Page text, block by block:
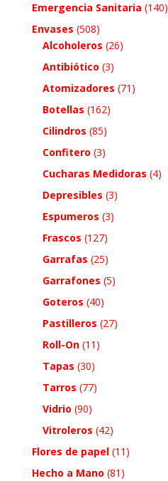
Emergencia Sanitaria (140)
Envases (508)
Alcoholeros (26)
Antibiótico (3)
Atomizadores (71)
Botellas (162)
Cilindros (85)
Confitero (3)
Cucharas Medidoras (4)
Depresibles (3)
Espumeros (3)
Frascos (127)
Garrafas (25)
Garrafones (5)
Goteros (40)
Pastilleros (27)
Roll-On (11)
Tapas (30)
Tarros (77)
Vidrio (90)
Vitroleros (42)
Flores de papel (11)
Hecho a Mano (81)